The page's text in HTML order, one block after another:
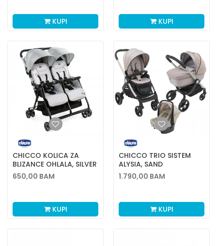
KUPI KUPI
CHICCO KOLICA ZA
BLIZANCE OHLALA, SILVER
CAT
650,00 BAM
KUPI
CHICCO TRIO SISTEM
ALYSIA, SAND
1.790,00 BAM
KUPI